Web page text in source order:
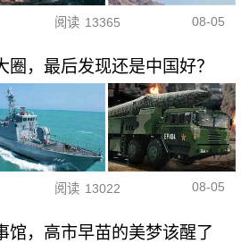
阅读 13365 08-05
，最后发现还是中国好？
阅读 13022 08-05
馆，高市早苗的美梦该醒了